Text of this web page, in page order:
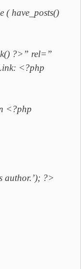
( have_posts()
?>” rel=”
<?php
<?php
author.’); ?>